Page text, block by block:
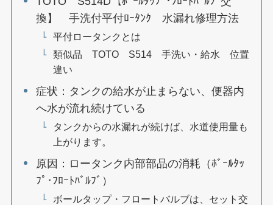
換】 手洗付平付ﾛｰﾀﾝｸ 水漏れ修理方法
平付ロータンクとは
類似品 TOTO S514 手洗い・給水 位置
違い
症状：タンクの給水が止まらない、便器内
へ水が流れ続けている
タンクからの水漏れが続けば、水道使用量も
上がります。
原因：ロータンク内部部品の消耗（ﾎﾞｰﾙﾀｯ
ﾌﾟ･ﾌﾛｰﾄﾊﾞﾙﾌﾞ）
ボールタップ・フロートバルブは、セット交